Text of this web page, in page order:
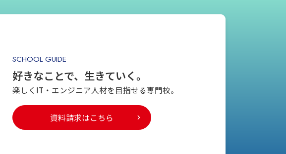
SCHOOL GUIDE
好きなことで、生きていく。
楽しくIT・エンジニア人材を目指せる専門校。
資料請求はこちら